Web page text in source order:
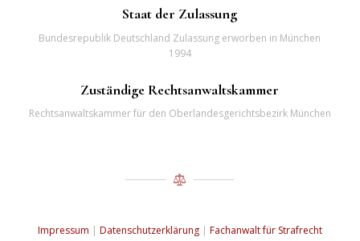
Staat der Zulassung
Bundesrepublik Deutschland Zulassung erworben in München
1994
Zuständige Rechtsanwaltskammer
Rechtsanwaltskammer für den Oberlandesgerichtsbezirk München
Impressum | Datenschutzerklärung| Fachanwalt für Strafrecht